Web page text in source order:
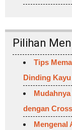
Pilihan
Tips
Dinding
dengan
Mengenal